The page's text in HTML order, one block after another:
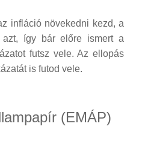
infláció növekedni kezd, a
így bár előre ismert a
futsz vele. Az ellopás
is futod vele.
(EMÁP)